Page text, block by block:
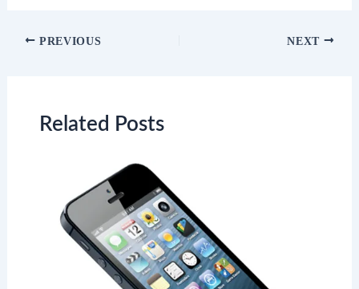
Post
PREVIOUS NEXT
Related Posts